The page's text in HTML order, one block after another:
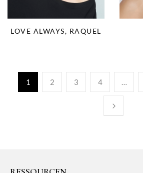
LOVE ALWAYS, RAQUEL
1 2 3 4 …